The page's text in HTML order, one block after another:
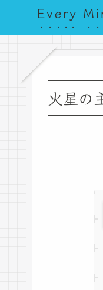
Every
火星の